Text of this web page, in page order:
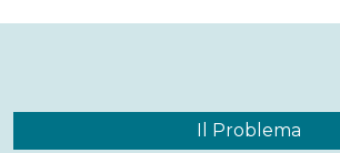
Il Problema